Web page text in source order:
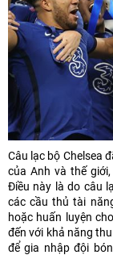
Câu lạc bộ Chelsea
của Anh và thế
Điều này là do câu
các cầu thủ tài
hoặc huấn luyện
đến với khả năng
để gia nhập đội